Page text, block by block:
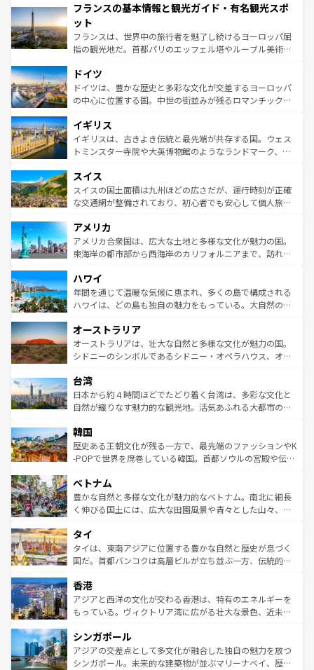
ませてくれるイタリアで、忘れられない旅をしてみよう！
なお、新着のイタリア情報は
しい。
文化が根付くこの国では、情熱的なフラメンコ、熱気あふ
れる闘牛、そして美味しいタパスが生活の一部となってい
る。首都マドリードの洗練された雰囲気や、バルセロナの
アートに溢れた街角から、地方では古代ローマ遺跡や中世
せる。地方によって風土や気候が異なるスペインはその個
性で訪れる人を魅了する。 なお、新着のスペイン情報は コ
ンテンツ一覧を参照してほしい。
フランスの基本情報と観光ガイド・有名観光スポ
ット
フランスは、世界中の旅行者を魅了し続けるヨーロッパ屈
指の観光地だ。首都パリのエッフェル塔やルーブル美術館
で、幅広い魅力が詰まっている。華麗な宮殿、歴史的な大
聖堂、美しいビーチ、そして豊かな自然が、訪れる者を心
から魅了する。また、フランスは美食の国としても知ら
いる。シャンパンの発祥地であるランス、プロヴァンスの
香り高いラベンダー畑など、多彩な楽しみ方が可能だ。さ
らに、パリ以外の地域にも魅力が溢れており、どの街角に
れる地方に足を運ぶとそれぞれで全く異なる文化を体験で
きるだろう。 なお、新着のフランス情報はコンテンツ一覧
を参照してほしい。
ドイツ
ドイツは、豊かな歴史と多彩な文化が交差するヨーロッパ
の中心に位置する国。中世の街並みが残るロマンチック街
顔を持つこの国は、どこを歩いても飽きることがない。ベ
ルリンの文化的活気、バイエルン州のアルプスの絶景、そ
してライン川沿いのワイン畑といった風景は必見。ビール
は、お酒好きな人にはぜひ体験してほしい。 なお、新着の
ドイツ情報はコンテンツ一覧を参照してほしい。
イギリス
イギリスは、古きよき伝統と最先端が共存する国。ウェス
トミンスター寺院や大英博物館のようなランドマーク、歴
リアごとに異なる魅力がある。また、優雅なアフタヌーン
ティー、ビール好きにはたまらない英国パブ、サッカー観
戦など、本場だからこそできる体験も豊富。イギリスを旅
ンツ一覧を参照してほしい。
スイス
スイスの国土面積は九州ほどの広さだが、運行時刻が正確
な交通網が整備されており、初心者でも安心して個人旅行
の建物がそのまま残る町や、スイスならではのユニークな
博物館もあり、アルプス観光だけでなく町歩きも満喫する
ことができる。国民の所得が高いため物価も高いが、旅行
ば市内交通費無料で観光を楽しむこともできる。 なお、新
着のスイス情報はコンテンツ一覧 を参照してほしい。
アメリカ
アメリカ合衆国は、広大な土地と多様な文化が魅力の国。
東海岸の都市部から西海岸のカリフォルニアまで、訪れる
のような巨大都市は、観光、ショッピング、エンターテイ
ンメントが詰まった刺激的なスポットだ。一方、アメリカ
西部には大自然が広がり、グランドキャニオンやイエロー
部のニューオーリンズでは、音楽と美食が融合した独特の
文化が魅力。旅行者はアメリカの各地域で異なる魅力を楽
しみながら、その多様性と豊かな歴史を感じることができ
ならではの贅沢な旅のスタイルだ。 なお、新着のアメリカ
情報はコンテンツ一覧を参照してほしい。
ハワイ
年間を通じて温暖な気候に恵まれ、多くの島で構成される
ハワイは、どの島も独自の魅力をもっている。大自然の神
ワイ島は見逃せない。また、定番の観光地といえばオアフ
島だが、静かな自然を求めるならマウイ島やカウアイ島が
おすすめ。エメラルドグリーンに輝く海をはじめ、豊かな
れるおもてなしの心で訪れる人々を迎えてくれるハワイの
人々、おいしいローカルフードやハワイアンミュージッ
ク、伝統的なフラダンスなど、すべてがハワイの魅力を彩
ワイを、存分に味わってほしい。 なお、新着のハワイ情報
はコンテンツ一覧を参照してほしい。
オーストラリア
オーストラリアは、壮大な自然と多様な文化が魅力の国。
シドニーのシンボルであるシドニー・オペラハウス、オー
リアリーフや大陸中央部にそびえるウルル（エアーズロッ
ク）、タスマニアの美しい原生林やケアンズの熱帯雨林な
ど、見どころがたくさん。また、カフェやワイン、オージ
いる。アクティビティも充実しており、サーフィンやダイ
ビング、ハイキングなど、アウトドア好きにはたまらな
い。オーストラリアの多彩な魅力を存分に味わいつくそ
参照してほしい。
台湾
日本から約４時間ほどでたどり着く台湾は、多彩な文化と
自然が織りなす魅力的な観光地。活気あふれる大都市の台
ン）、静ひつな山岳地帯である台湾東部など、都市の喧騒
と山間の静けさが共存しており、訪れる人に新しい発見と
驚きをもたらしてくれる。また、奥深い台湾の食文化も魅
容にもいいと評判のスイーツなど、バラエティ豊かな料理
が味わえる。 なお、新着の台湾情報は コンテンツ一覧を参
照してほしい。
韓国
歴史ある王朝文化が残る一方で、最先端のファッションやK
-POPで世界を席巻している韓国。首都ソウルの宮殿や伝統
き、地方に足を延ばせば四季折々の自然美を楽しむことが
できる。そして、キムチや焼肉、絶品のストリートフード
まで、さまざまな韓国料理が待っている。夜には、韓国な
リティに包まれながら、韓国の多彩な魅力を心ゆくまで味
わってみてほしい。 なお、新着の韓国情報はコンテンツ一
覧を参照してほしい。
ベトナム
豊かな自然と多様な文化が魅力的なベトナム。南北に細長
く伸びる国土には、広大な田園風景や青々とした山々、世
急速な発展と共に伝統が息づく。ハノイの古い町並みやホ
ーチミン市のフランス統治時代の建物も、独特の雰囲気を
醸し出している。また、バラエティの豊かさとおいしさで
とつ。フォーやバインミー、ベトナムコーヒーなどは、ぜ
ひ現地で味わいたい。どの地域を訪れてもあたたかい人々
が旅行者を迎えてくれるので、きっと忘れられない旅にな
参照してほしい。
タイ
タイは、東南アジアに位置する豊かな自然と歴史が息づく
国だ。首都バンコクは高層ビルが立ち並ぶ一方、伝統的な
の活気が交差している。北部ではチェンマイなどの山岳地
帯で自然と触れ合い、南部ではプーケットやクラビの美し
いビーチでリゾート気分を楽しむことができる。タイ料理
激する。気候は一年中温暖で、どの季節にも異なる楽しみ
が待っている。親しみやすいタイの人々、仏教を中心とし
た文化、そして多様な観光資源が、訪れる旅人を魅了し続
香港
アジアと西洋の文化が交わる香港は、特有のエネルギーを
もっている。ヴィクトリア湾に広がる壮大な景色、近未来
み、どこを訪れても感動するはず。観光スポットが密集し
ており、効率よく見どころを回れるのも魅力。息をのむよ
うな絶景から文化的な体験まで、香港を存分に楽しみ尽く
シンガポール
アジアの交差点として多文化が融合した独自の魅力を放つ
シンガポール。未来的な建築物が並ぶマリーナベイ、歴史